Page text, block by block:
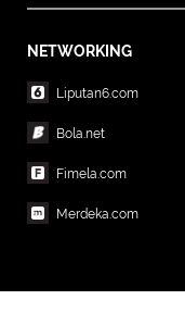
NETWORKING
Liputan6.com
Bola.net
Fimela.com
Merdeka.com